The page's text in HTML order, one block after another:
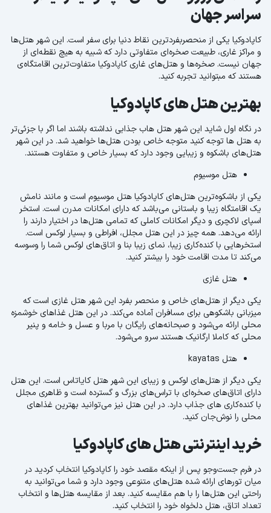
سراسر جهان
کاپادوکیا یکی از منحصربفردترین نقاط دنیا برای سفر است. این شهر هتل‌ها
و مراکز غاری، طبیعت صخره‌ای متفاوتی دارد که شبیه به هیچ نقطه‌ای از
جهان نیست. صخره‌ها و هتل‌های غاری کاپادوکیا متفاوت‌ترین اقامتگاه‌ی
هستند که مبتوانید تجربه کنید.
بهترین هتل های کاپادوکیا
در نگاه اول شاید این شهر هتل هاب جذابی نداشته باشند اما اگر با جزئی‌تر
به هتل ها توجه کنید متوجه خاص بودن هتل‌ها خواهید شد. در این شهر
هتل‌های باشکوه و زیبایی وجود دارد که بسیار خاص و متفاوت هستند.
هتل موسیوم
یکی از باشکوه‌ترین هتل‌های کاپادوکیا هتل موسیوم است و مانند نامش
یک اقامتگاه زیبا و باستانی می‌باشد که دارای امکانات مدرن است. استخر
اسپای لاکچری و دیگر امکانات کاملی که تمامی هتل‌ها در اختیار دارند را
ارائه می‌دهد. همه چیز در این هتل مجلل، افراطی و بسیار لوکس است.
استخرهایی با کنده‌کاری زیبا، نمای زیبا بنا و اتاق‌های لوکس شما را وسوسه
می‌کند تا مدت اقامت خود را بیشتر کنید.
هتل غازی
یکی دیگر از هتل‌های خاص و منحصر بفرد این شهر هتل غازی است که
میزبانی با‌شکوهی برای مسافران آماده می‌کند. در این هتل غذاهای خوشمزه
محلی ارائه می‌شود و صبحانه‌های رایگان با مربا و عسل و خامه و پنیر
محلی که کاملا ارگانیک هستند سرو می‌شود.
هتل kayatas
یکی دیگر از هتل‌های لوکس و زیبای این شهر هتل کایاتاس است. این هتل
دارای اتاق‌های صخره‌ای با تراس‌های بزرگ و گسترده است و ظاهری مجلل
با کنده‌کاری های جذاب دارد. در این هتل نیز می‌توانید بهترین غذاهای
محلی را نوش‌جان کنید.
خرید اینترنتی هتل های کاپادوکیا
در فرم جست‌و‌جو پس از اینکه مقصد خود را کاپادوکیا انتخاب کردید در
میان تورهای ارائه شده هتل‌های متنوعی وجود دارد و شما می‌توانید به
راحتی این هتل‌ها را با هم مقایسه کنید. بعد از مقایسه هتل‌ها و انتخاب
تعداد اتاق، هتل دلخواه خود را انتخاب کنید.